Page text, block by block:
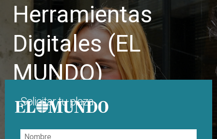
Herramientas
Digitales (EL
MUNDO)
Solicitar tu plaza
Nombre